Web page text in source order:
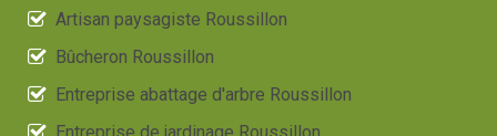
Artisan paysagiste Roussillon
Bûcheron Roussillon
Entreprise abattage d'arbre Roussillon